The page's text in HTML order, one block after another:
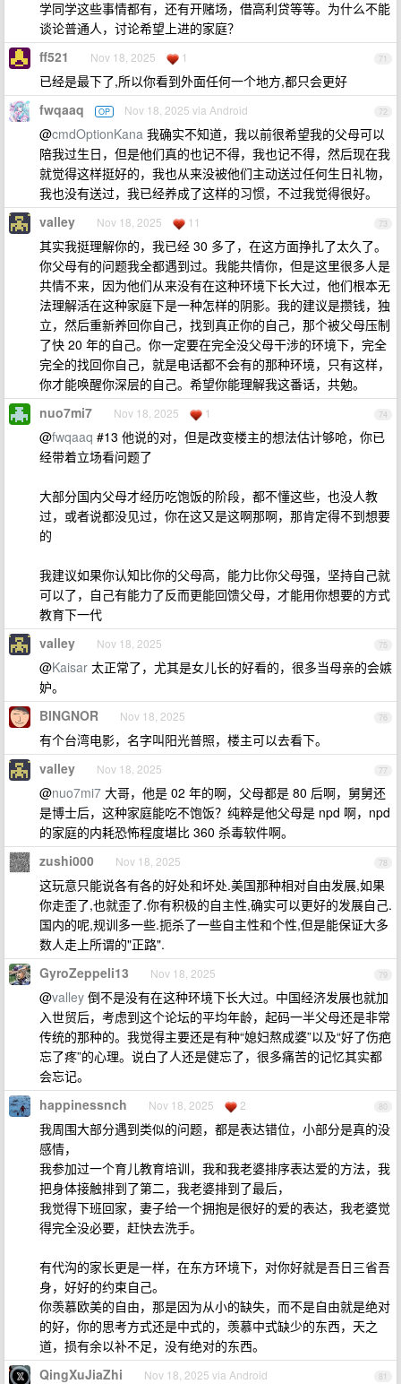
学同学这些事情都有，还有开赌场，借高利贷等等。为什么不能
谈论普通人，讨论希望上进的家庭？
71
ff521 Nov 18, 2025 1
已经是最下了,所以你看到外面任何一个地方,都只会更好
72
fwqaaq OP Nov 18, 2025 via Android
@cmdOptionKana 我确实不知道，我以前很希望我的父母可以
陪我过生日，但是他们真的也记不得，我也记不得，然后现在我
就觉得这样挺好的，我也从来没被他们主动送过任何生日礼物，
我也没有送过，我已经养成了这样的习惯，不过我觉得很好。
73
valley Nov 18, 2025 11
其实我挺理解你的，我已经 30 多了，在这方面挣扎了太久了。
你父母有的问题我全都遇到过。我能共情你，但是这里很多人是
共情不来，因为他们从来没有在这种环境下长大过，他们根本无
法理解活在这种家庭下是一种怎样的阴影。我的建议是攒钱，独
立，然后重新养回你自己，找到真正你的自己，那个被父母压制
了快 20 年的自己。你一定要在完全没父母干涉的环境下，完全
完全的找回你自己，就是电话都不会有的那种环境，只有这样，
你才能唤醒你深层的自己。希望你能理解我这番话，共勉。
74
nuo7mi7 Nov 18, 2025 1
@fwqaaq #13 他说的对，但是改变楼主的想法估计够呛，你已
经带着立场看问题了
大部分国内父母才经历吃饱饭的阶段，都不懂这些，也没人教
过，或者说都没见过，你在这又是这啊那啊，那肯定得不到想要
的
我建议如果你认知比你的父母高，能力比你父母强，坚持自己就
可以了，自己有能力了反而更能回馈父母，才能用你想要的方式
教育下一代
75
valley Nov 18, 2025
@Kaisar 太正常了，尤其是女儿长的好看的，很多当母亲的会嫉
妒。
76
BINGNOR Nov 18, 2025
有个台湾电影，名字叫阳光普照，楼主可以去看下。
77
valley Nov 18, 2025
@nuo7mi7 大哥，他是 02 年的啊，父母都是 80 后啊，舅舅还
是博士后，这种家庭能吃不饱饭？纯粹是他父母是 npd 啊，npd
的家庭的内耗恐怖程度堪比 360 杀毒软件啊。
78
zushi000 Nov 18, 2025
这玩意只能说各有各的好处和坏处.美国那种相对自由发展,如果
你走歪了,也就歪了.你有积极的自主性,确实可以更好的发展自己.
国内的呢,规训多一些.扼杀了一些自主性和个性,但是能保证大多
数人走上所谓的"正路".
79
GyroZeppeli13 Nov 18, 2025
@valley 倒不是没有在这种环境下长大过。中国经济发展也就加
入世贸后，考虑到这个论坛的平均年龄，起码一半父母还是非常
传统的那种的。我觉得主要还是有种“媳妇熬成婆”以及“好了伤疤
忘了疼”的心理。说白了人还是健忘了，很多痛苦的记忆其实都
会忘记。
80
happinessnch Nov 18, 2025 2
我周围大部分遇到类似的问题，都是表达错位，小部分是真的没
感情，
我参加过一个育儿教育培训，我和我老婆排序表达爱的方法，我
把身体接触排到了第二，我老婆排到了最后，
我觉得下班回家，妻子给一个拥抱是很好的爱的表达，我老婆觉
得完全没必要，赶快去洗手。
有代沟的家长更是一样，在东方环境下，对你好就是吾日三省吾
身，好好的约束自己。
你羡慕欧美的自由，那是因为从小的缺失，而不是自由就是绝对
的好，你的思考方式还是中式的，羡慕中式缺少的东西，天之
道，损有余以补不足，没有绝对的东西。
81
QingXuJiaZhi Nov 18, 2025 via Android